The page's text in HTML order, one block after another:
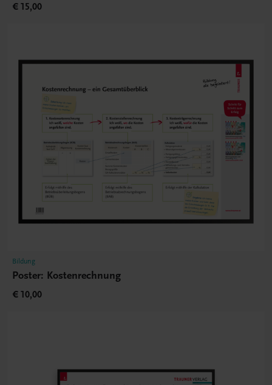
€ 15,00
Bildung
Poster: Kostenrechnung
€ 10,00